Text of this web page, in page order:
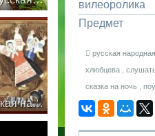
вилеоролика
Предмет
русская
хлюбцева
сказка на ночь
Аудиосказка Русская народная сказка У страха глаза велики Слушать онлайн